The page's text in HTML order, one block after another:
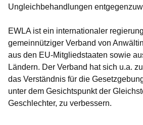
Ungleichbehandlungen
EWLA ist ein internationaler
gemeinnütziger Verband von
aus den EU-Mitgliedstaaten sowie
Ländern. Der Verband hat sich u.a.
das Verständnis für die
unter dem Gesichtspunkt der
Geschlechter, zu verbessern.